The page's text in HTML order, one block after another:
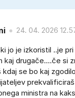
24. 04. 2026
jo je izkoristil ..je pri
kaj drugače....če si
se bo kaj
ministra na